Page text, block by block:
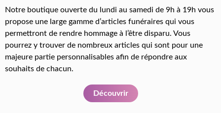
Notre boutique ouverte du lundi au samedi de 9h à 19h vous
propose une large gamme d’articles funéraires qui vous
permettront de rendre hommage à l’être disparu. Vous
pourrez y trouver de nombreux articles qui sont pour une
majeure partie personnalisables afin de répondre aux
souhaits de chacun.
Découvrir